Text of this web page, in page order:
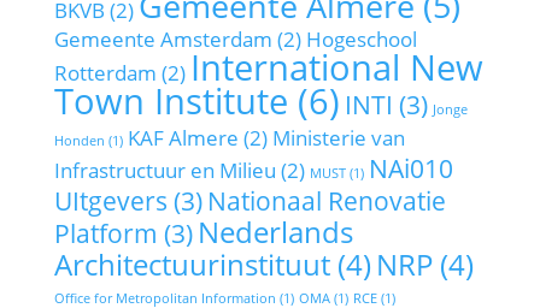
BKVB (2)
Gemeente Amsterdam (2) Hogeschool
Rotterdam (2) International New
Town Institute (6) INTI (3) Jonge
Honden (1) KAF Almere (2) Ministerie van
Infrastructuur en Milieu (2) MUST(1) NAi010
UItgevers (3) Nationaal Renovatie
Platform (3) Nederlands
Architectuurinstituut(4)NRP(4)
Office for Metropolitan Information (1) OMA(1) RCE(1)